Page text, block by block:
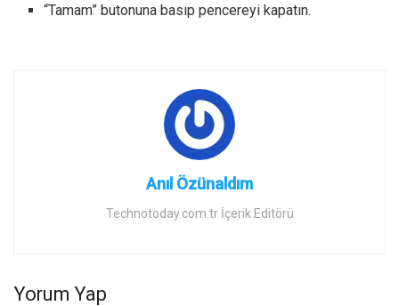
“Tamam” butonuna basıp pencereyi kapatın.
Anıl Özünaldım
Technotoday.com.tr İçerik Editörü
Yorum Yap